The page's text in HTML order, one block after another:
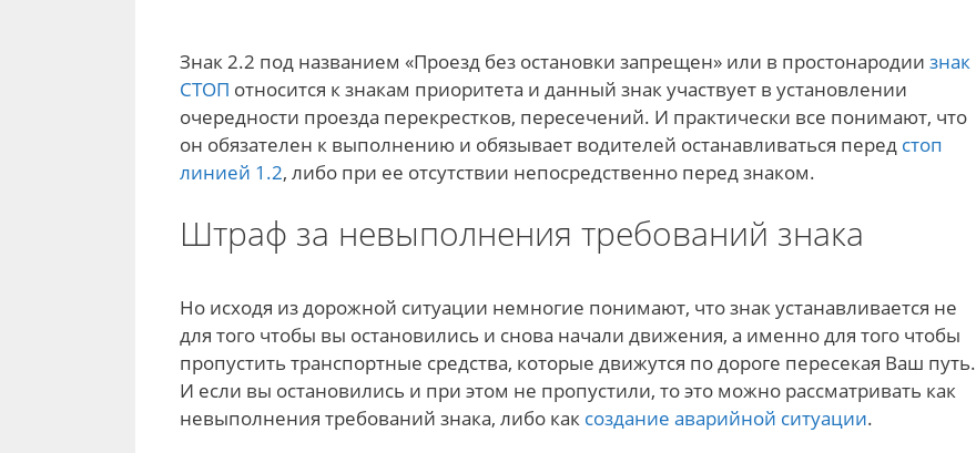
Знак 2.2 под названием «Проезд без остановки запрещен» или в простонародии знак
СТОП относится к знакам приоритета и данный знак участвует в установлении
очередности проезда перекрестков, пересечений. И практически все понимают, что
он обязателен к выполнению и обязывает водителей останавливаться перед стоп
линией 1.2, либо при ее отсутствии непосредственно перед знаком.
Штраф за невыполнения требований знака
Но исходя из дорожной ситуации немногие понимают, что знак устанавливается не
для того чтобы вы остановились и снова начали движения, а именно для того чтобы
пропустить транспортные средства, которые движутся по дороге пересекая Ваш путь.
И если вы остановились и при этом не пропустили, то это можно рассматривать как
невыполнения требований знака, либо как создание аварийной ситуации.